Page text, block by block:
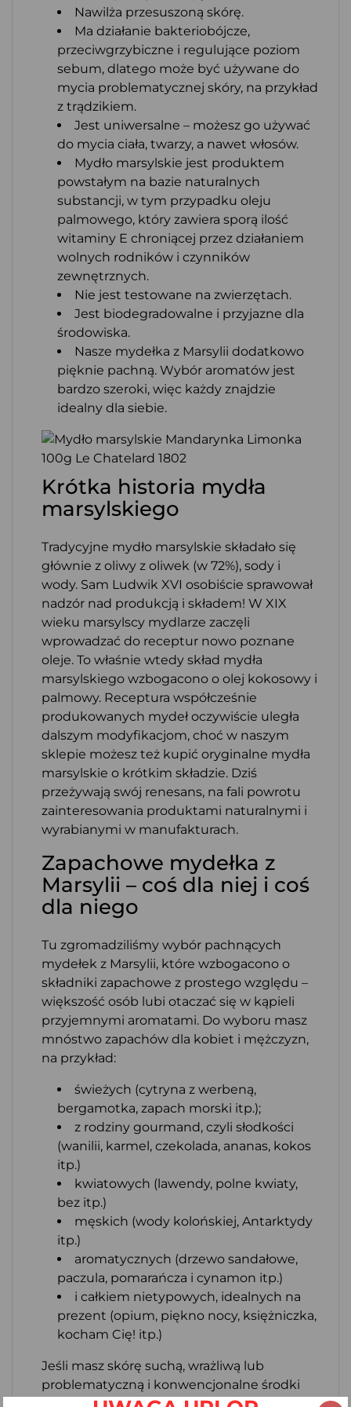
Nawilża przesuszoną skórę.
Ma działanie bakteriobójcze,
przeciwgrzybiczne i regulujące poziom
sebum, dlatego może być używane do
mycia problematycznej skóry, na przykład
z trądzikiem.
Jest uniwersalne – możesz go używać
do mycia ciała, twarzy, a nawet włosów.
Mydło marsylskie jest produktem
powstałym na bazie naturalnych
substancji, w tym przypadku oleju
palmowego, który zawiera sporą ilość
witaminy E chroniącej przez działaniem
wolnych rodników i czynników
zewnętrznych.
Nie jest testowane na zwierzętach.
Jest biodegradowalne i przyjazne dla
środowiska.
Nasze mydełka z Marsylii dodatkowo
pięknie pachną. Wybór aromatów jest
bardzo szeroki, więc każdy znajdzie
idealny dla siebie.
Krótka historia mydła
marsylskiego
Tradycyjne mydło marsylskie składało się
głównie z oliwy z oliwek (w 72%), sody i
wody. Sam Ludwik XVI osobiście sprawował
nadzór nad produkcją i składem! W XIX
wieku marsylscy mydlarze zaczęli
wprowadzać do receptur nowo poznane
oleje. To właśnie wtedy skład mydła
marsylskiego wzbogacono o olej kokosowy i
palmowy. Receptura współcześnie
produkowanych mydeł oczywiście uległa
dalszym modyfikacjom, choć w naszym
sklepie możesz też kupić oryginalne mydła
marsylskie o krótkim składzie. Dziś
przeżywają swój renesans, na fali powrotu
zainteresowania produktami naturalnymi i
wyrabianymi w manufakturach.
Zapachowe mydełka z
Marsylii – coś dla niej i coś
dla niego
Tu zgromadziliśmy wybór pachnących
mydełek z Marsylii, które wzbogacono o
składniki zapachowe z prostego względu –
większość osób lubi otaczać się w kąpieli
przyjemnymi aromatami. Do wyboru masz
mnóstwo zapachów dla kobiet i mężczyzn,
na przykład:
świeżych (cytryna z werbeną,
bergamotka, zapach morski itp.);
z rodziny gourmand, czyli słodkości
(wanilii, karmel, czekolada, ananas, kokos
itp.)
kwiatowych (lawendy, polne kwiaty,
bez itp.)
męskich (wody kolońskiej, Antarktydy
itp.)
aromatycznych (drzewo sandałowe,
paczula, pomarańcza i cynamon itp.)
i całkiem nietypowych, idealnych na
prezent (opium, piękno nocy, księżniczka,
kocham Cię! itp.)
Jeśli masz skórę suchą, wrażliwą lub
problematyczną i konwencjonalne środki
do mycia tylko pogarszają jej stan, wypróbuj